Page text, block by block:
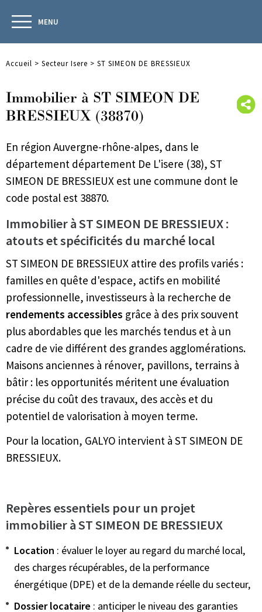
MENU
Accueil > Secteur Isere > ST SIMEON DE BRESSIEUX
Immobilier à ST SIMEON DE
BRESSIEUX (38870)
En région Auvergne-rhône-alpes, dans le
département département De L'isere (38), ST
SIMEON DE BRESSIEUX est une commune dont le
code postal est 38870.
Immobilier à ST SIMEON DE BRESSIEUX :
atouts et spécificités du marché local
ST SIMEON DE BRESSIEUX attire des profils variés :
familles en quête d'espace, actifs en mobilité
professionnelle, investisseurs à la recherche de
rendements accessibles grâce à des prix souvent
plus abordables que les marchés tendus et à un
cadre de vie différent des grandes agglomérations.
Maisons anciennes à rénover, pavillons, terrains à
bâtir : les opportunités méritent une évaluation
précise du coût des travaux, des accès et du
potentiel de valorisation à moyen terme.
Pour la location, GALYO intervient à ST SIMEON DE
BRESSIEUX.
Repères essentiels pour un projet
immobilier à ST SIMEON DE BRESSIEUX
Location : évaluer le loyer au regard du marché local,
des charges récupérables, de la performance
énergétique (DPE) et de la demande réelle du secteur,
Dossier locataire : anticiper le niveau des garanties